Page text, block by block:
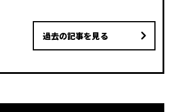
過去の記事を見る